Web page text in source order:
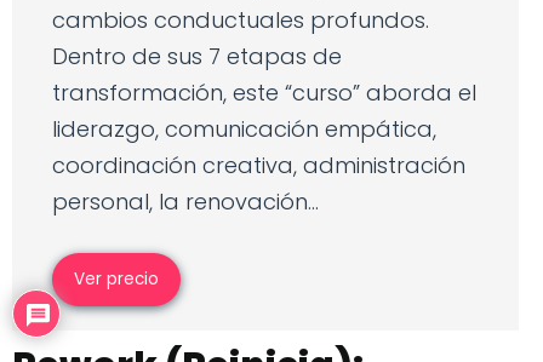
cambios conductuales profundos.
Dentro de sus 7 etapas de
transformación, este “curso” aborda el
liderazgo, comunicación empática,
coordinación creativa, administración
personal, la renovación...
Ver precio